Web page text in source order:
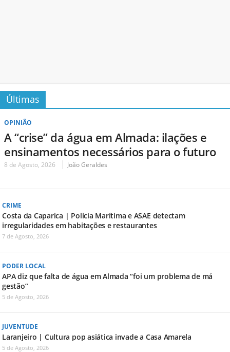
Últimas
OPINIÃO
A “crise” da água em Almada: ilações e
ensinamentos necessários para o futuro
8 de Agosto, 2026 João Geraldes
CRIME
Costa da Caparica | Polícia Marítima e ASAE detectam
irregularidades em habitações e restaurantes
7 de Agosto, 2026
PODER LOCAL
APA diz que falta de água em Almada “foi um problema de má
gestão”
5 de Agosto, 2026
JUVENTUDE
Laranjeiro | Cultura pop asiática invade a Casa Amarela
5 de Agosto, 2026